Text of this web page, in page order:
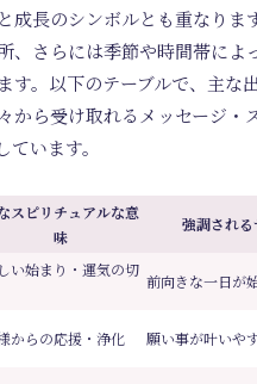
成長のシンボルとも重なりま
、さらには季節や時間帯によ
す。以下のテーブルで、主な
から受け取れるメッセージ・
います。
スピリチュアルな意
味
強調され
い始まり・運気の切
前向きな一日が
からの応援・浄化 願い事が叶いや